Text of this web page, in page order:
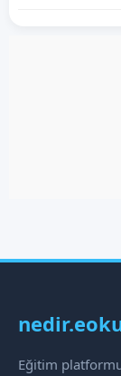
Eğitim